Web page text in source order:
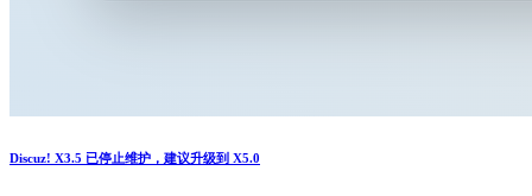
Discuz! X3.5 已停止维护，建议升级到 X5.0